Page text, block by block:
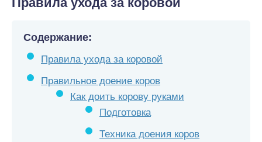
Содержание:
Правила ухода за коровой
Правильное доение коров
Как доить корову руками
Подготовка
Техника доения коров